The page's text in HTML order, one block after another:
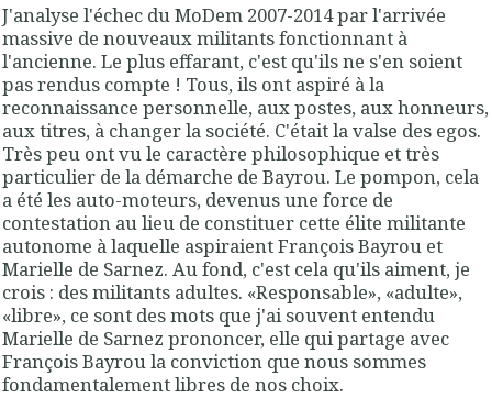
J'analyse l'échec du MoDem 2007-2014 par l'arrivée
massive de nouveaux militants fonctionnant à
l'ancienne. Le plus effarant, c'est qu'ils ne s'en soient
pas rendus compte ! Tous, ils ont aspiré à la
reconnaissance personnelle, aux postes, aux honneurs,
aux titres, à changer la société. C'était la valse des egos.
Très peu ont vu le caractère philosophique et très
particulier de la démarche de Bayrou. Le pompon, cela
a été les auto-moteurs, devenus une force de
contestation au lieu de constituer cette élite militante
autonome à laquelle aspiraient François Bayrou et
Marielle de Sarnez. Au fond, c'est cela qu'ils aiment, je
crois : des militants adultes. «Responsable», «adulte»,
«libre», ce sont des mots que j'ai souvent entendu
Marielle de Sarnez prononcer, elle qui partage avec
François Bayrou la conviction que nous sommes
fondamentalement libres de nos choix.